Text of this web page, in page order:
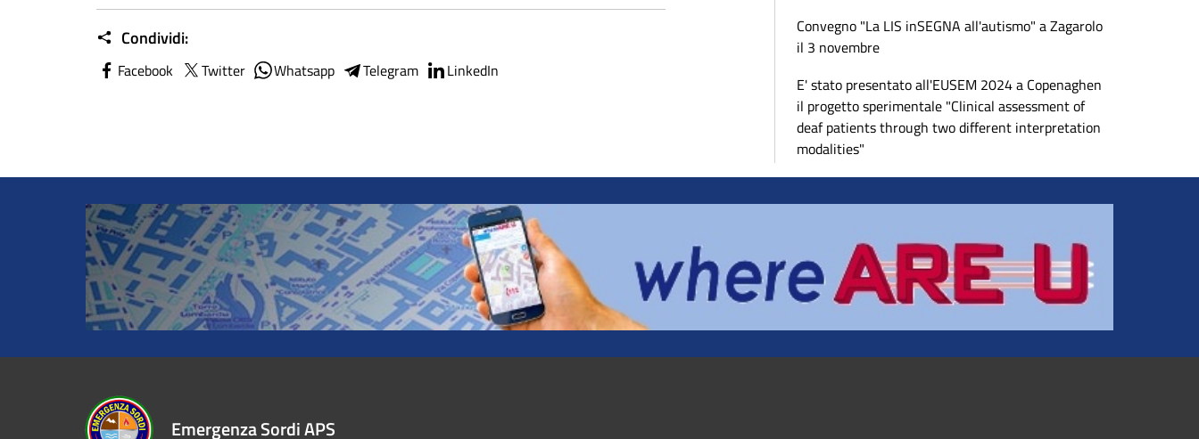
Condividi:
Facebook Twitter Whatsapp Telegram LinkedIn
Convegno "La LIS inSEGNA all'autismo" a Zagarolo
il 3 novembre
E' stato presentato all'EUSEM 2024 a Copenaghen
il progetto sperimentale "Clinical assessment of
deaf patients through two different interpretation
modalities"
Emergenza Sordi APS